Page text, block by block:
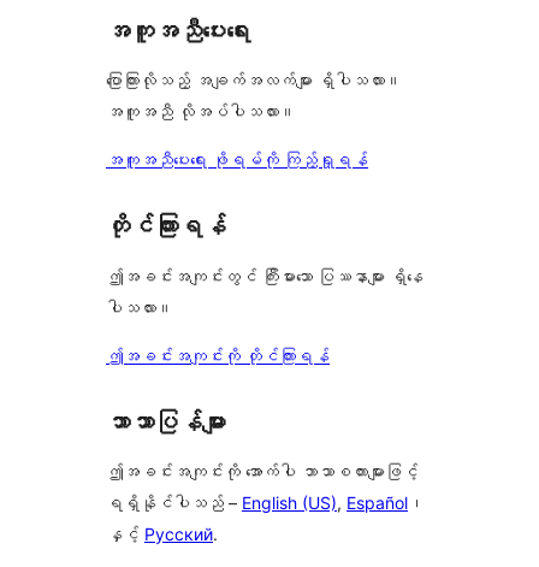
အကူအညီပေးရေး
ပြောကြားလိုသည့် အချက်အလက်များ ရှိပါသလား။
အကူအညီ လိုအပ်ပါသလား။
အကူအညီပေးရေး ဖိုရမ်ကို ကြည့်ရှုရန်
တိုင်ကြားရန်
ဤအခင်းအကျင်းတွင် ကြီးမားသော ပြဿနာများ ရှိနေ
ပါသလား။
ဤအခင်းအကျင်းကို တိုင်ကြားရန်
ဘာသာပြန်များ
ဤအခင်းအကျင်းကို အောက်ပါ ဘာသာစကားများဖြင့်
ရရှိနိုင်ပါသည် – English (US), Español ၊
နှင့် Русский.